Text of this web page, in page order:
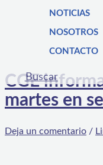
NOTICIAS
NOSOTROS
CONTACTO
Buscar
CGE
martes en
Deja un comentario /